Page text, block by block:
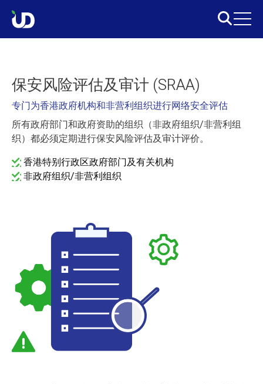
保安风险评估及审计 (SRAA)
专门为香港政府机构和非营利组织进行网络安全评估
所有政府部门和政府资助的组织（非政府组织/非营利组
织）都必须定期进行保安风险评估及审计评价。
香港特别行政区政府部门及有关机构
非政府组织/非营利组织